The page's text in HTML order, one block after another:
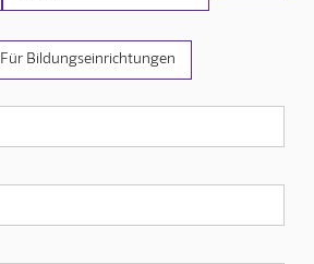
Für Bildungseinrichtungen